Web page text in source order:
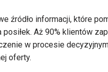
źródło informacji, które
Aż 90% klientów
w procesie
oferty.